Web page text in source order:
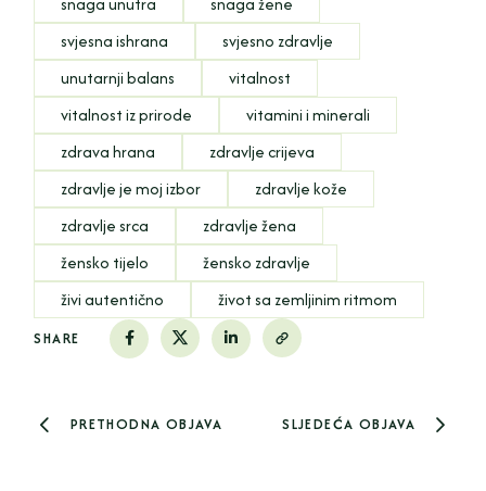
svjesna ishrana
svjesno zdravlje
unutarnji balans
vitalnost
vitalnost iz prirode
vitamini i minerali
zdrava hrana
zdravlje crijeva
zdravlje je moj izbor
zdravlje kože
zdravlje srca
zdravlje žena
žensko tijelo
žensko zdravlje
živi autentično
život sa zemljinim ritmom
SHARE
PRETHODNA OBJAVA SLJEDEĆA OBJAVA